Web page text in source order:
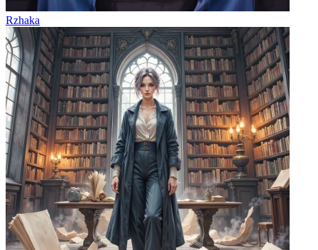
Rzhaka